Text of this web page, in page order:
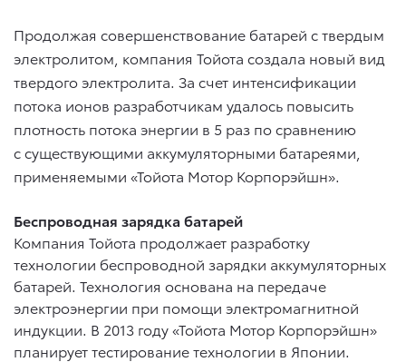
Продолжая совершенствование батарей с твердым
электролитом, компания Тойота создала новый вид
твердого электролита. За счет интенсификации
потока ионов разработчикам удалось повысить
плотность потока энергии в 5 раз по сравнению
с существующими аккумуляторными батареями,
применяемыми «Тойота Мотор Корпорэйшн».
Беспроводная зарядка батарей
Компания Тойота продолжает разработку
технологии беспроводной зарядки аккумуляторных
батарей. Технология основана на передаче
электроэнергии при помощи электромагнитной
индукции. В 2013 году «Тойота Мотор Корпорэйшн»
планирует тестирование технологии в Японии.